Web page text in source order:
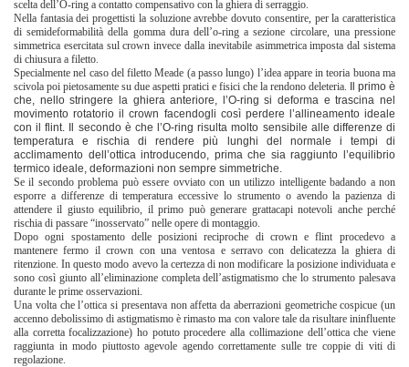
scelta dell’O-ring a contatto compensativo con la ghiera di serraggio.
Nella fantasia dei progettisti la soluzione avrebbe dovuto consentire, per la caratteristica
di semideformabilità della gomma dura dell’o-ring a sezione circolare, una pressione
simmetrica esercitata sul crown invece dalla inevitabile asimmetrica imposta dal sistema
di chiusura a filetto.
Specialmente nel caso del filetto Meade (a passo lungo) l’idea appare in teoria buona ma
scivola poi pietosamente su due aspetti pratici e fisici che la rendono deleteria. Il primo è
che, nello stringere la ghiera anteriore, l’O-ring si deforma e trascina nel
movimento rotatorio il crown facendogli così perdere l’allineamento ideale
con il flint. Il secondo è che l’O-ring risulta molto sensibile alle differenze di
temperatura e rischia di rendere più lunghi del normale i tempi di
acclimamento dell’ottica introducendo, prima che sia raggiunto l’equilibrio
termico ideale, deformazioni non sempre simmetriche.
Se il secondo problema può essere ovviato con un utilizzo intelligente badando a non
esporre a differenze di temperatura eccessive lo strumento o avendo la pazienza di
attendere il giusto equilibrio, il primo può generare grattacapi notevoli anche perché
rischia di passare “inosservato” nelle opere di montaggio.
Dopo ogni spostamento delle posizioni reciproche di crown e flint procedevo a
mantenere fermo il crown con una ventosa e serravo con delicatezza la ghiera di
ritenzione. In questo modo avevo la certezza di non modificare la posizione individuata e
sono così giunto all’eliminazione completa dell’astigmatismo che lo strumento palesava
durante le prime osservazioni.
Una volta che l’ottica si presentava non affetta da aberrazioni geometriche cospicue (un
accenno debolissimo di astigmatismo è rimasto ma con valore tale da risultare ininfluente
alla corretta focalizzazione) ho potuto procedere alla collimazione dell’ottica che viene
raggiunta in modo piuttosto agevole agendo correttamente sulle tre coppie di viti di
regolazione.